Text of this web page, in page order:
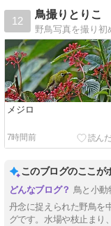
12
鳥撮りとりこ
メジロ
7時間前
このブログのここが
鳥と小動
丹念に捉えられた野鳥を
グです。水場や枝止まり